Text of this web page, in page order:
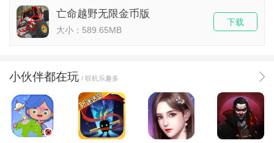
亡命越野无限金币版
大小：589.65MB
下载
小伙伴都在玩 / 联机乐趣多